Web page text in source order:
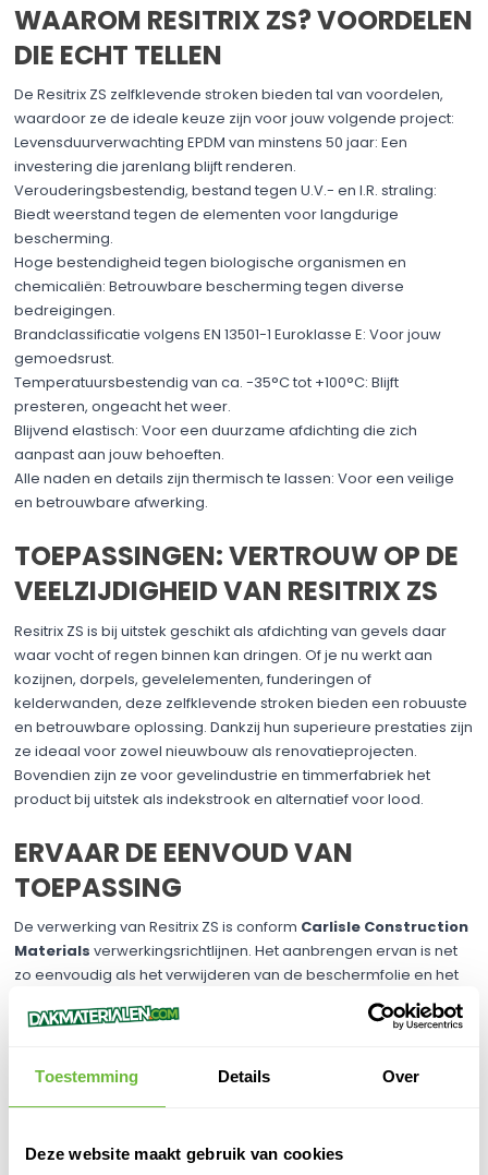
Toestemming Details Over
Deze website maakt gebruik van cookies
WAAROM RESITRIX ZS? VOORDELEN
DIE ECHT TELLEN
De Resitrix ZS zelfklevende stroken bieden tal van voordelen,
waardoor ze de ideale keuze zijn voor jouw volgende project:
Levensduurverwachting EPDM van minstens 50 jaar: Een
investering die jarenlang blijft renderen.
Verouderingsbestendig, bestand tegen U.V.- en I.R. straling:
Biedt weerstand tegen de elementen voor langdurige
bescherming.
Hoge bestendigheid tegen biologische organismen en
chemicaliën: Betrouwbare bescherming tegen diverse
bedreigingen.
Brandclassificatie volgens EN 13501-1 Euroklasse E: Voor jouw
gemoedsrust.
Temperatuursbestendig van ca. -35°C tot +100°C: Blijft
presteren, ongeacht het weer.
Blijvend elastisch: Voor een duurzame afdichting die zich
aanpast aan jouw behoeften.
Alle naden en details zijn thermisch te lassen: Voor een veilige
en betrouwbare afwerking.
TOEPASSINGEN: VERTROUW OP DE
VEELZIJDIGHEID VAN RESITRIX ZS
Resitrix ZS is bij uitstek geschikt als afdichting van gevels daar
waar vocht of regen binnen kan dringen. Of je nu werkt aan
kozijnen, dorpels, gevelelementen, funderingen of
kelderwanden, deze zelfklevende stroken bieden een robuuste
en betrouwbare oplossing. Dankzij hun superieure prestaties zijn
ze ideaal voor zowel nieuwbouw als renovatieprojecten.
Bovendien zijn ze voor gevelindustrie en timmerfabriek het
product bij uitstek als indekstrook en alternatief voor lood.
ERVAAR DE EENVOUD VAN
TOEPASSING
De verwerking van Resitrix ZS is conform Carlisle Construction
Materials verwerkingsrichtlijnen. Het aanbrengen ervan is net
zo eenvoudig als het verwijderen van de beschermfolie en het
positioneren van de strook op de gewenste plek. Eenmaal op
zijn plaats, hecht de Resitrix ZS zich stevig vast, voor een
Resitrix ZS is ontworpen voor eenvoudige verwerking, zodat je